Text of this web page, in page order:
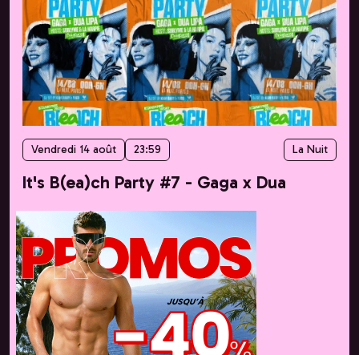
Vendredi 14 août 23:59 La Nuit
It's B(ea)ch Party #7 - Gaga x Dua